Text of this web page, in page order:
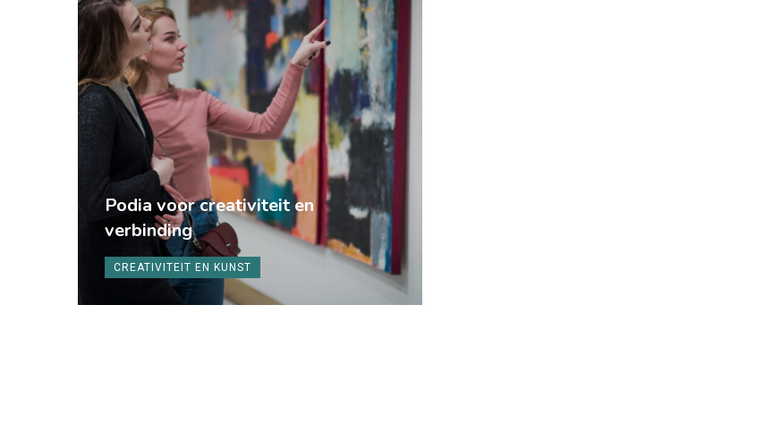
CREATIVITEIT EN KUNST
Podia voor creativiteit en
verbinding